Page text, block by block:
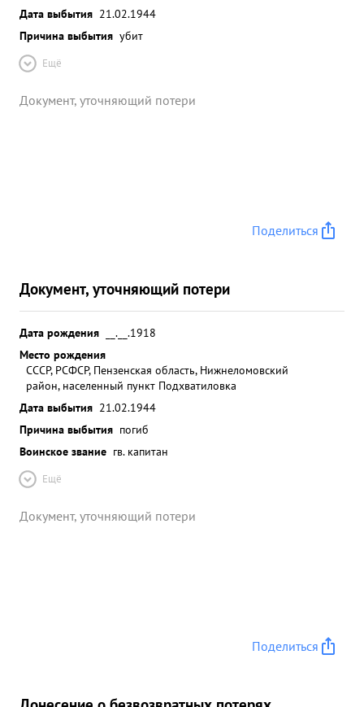
Дата выбытия 21.02.1944
Причина выбытия убит
Ещё
Документ, уточняющий потери
Поделиться
Документ, уточняющий потери
Дата рождения
__.__.1918
Место рождения
СССР, РСФСР, Пензенская область, Нижнеломовский
район, населенный пункт Подхватиловка
Дата выбытия 21.02.1944
Причина выбытия погиб
Воинское звание гв. капитан
Ещё
Документ, уточняющий потери
Поделиться